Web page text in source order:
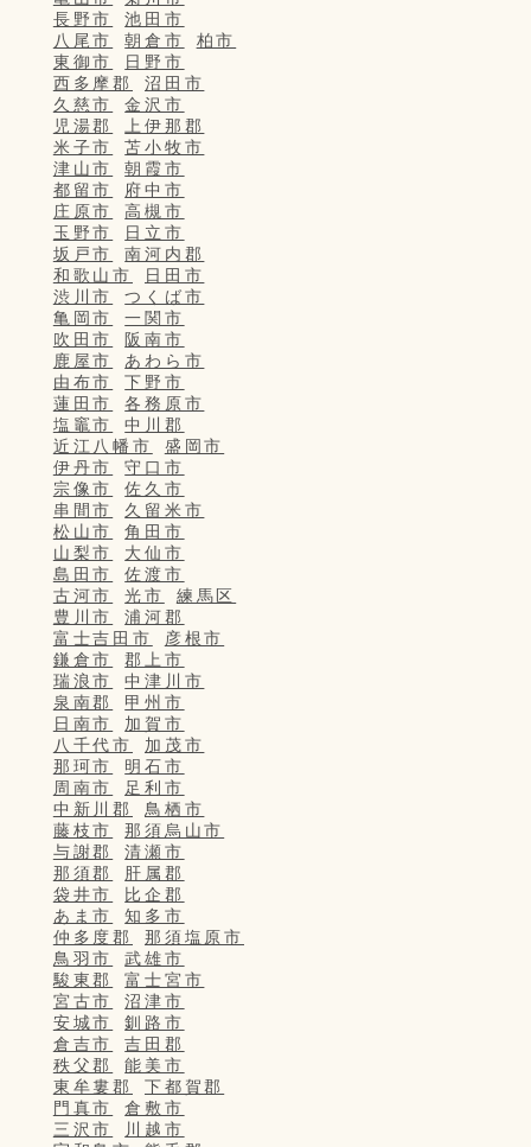
長野市
池田市
八尾市
朝倉市
柏市
東御市
日野市
西多摩郡
沼田市
久慈市
金沢市
児湯郡
上伊那郡
米子市
苫小牧市
津山市
朝霞市
都留市
府中市
庄原市
高槻市
玉野市
日立市
坂戸市
南河内郡
和歌山市
日田市
渋川市
つくば市
亀岡市
一関市
吹田市
阪南市
鹿屋市
あわら市
由布市
下野市
蓮田市
各務原市
塩竈市
中川郡
近江八幡市
盛岡市
伊丹市
守口市
宗像市
佐久市
串間市
久留米市
松山市
角田市
山梨市
大仙市
島田市
佐渡市
古河市
光市
練馬区
豊川市
浦河郡
富士吉田市
彦根市
鎌倉市
郡上市
瑞浪市
中津川市
泉南郡
甲州市
日南市
加賀市
八千代市
加茂市
那珂市
明石市
周南市
足利市
中新川郡
鳥栖市
藤枝市
那須烏山市
与謝郡
清瀬市
那須郡
肝属郡
袋井市
比企郡
あま市
知多市
仲多度郡
那須塩原市
鳥羽市
武雄市
駿東郡
富士宮市
宮古市
沼津市
安城市
釧路市
倉吉市
吉田郡
秩父郡
能美市
東牟婁郡
下都賀郡
門真市
倉敷市
三沢市
川越市